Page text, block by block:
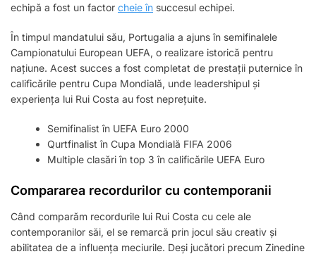
echipă a fost un factor cheie în succesul echipei.
În timpul mandatului său, Portugalia a ajuns în semifinalele
Campionatului European UEFA, o realizare istorică pentru
națiune. Acest succes a fost completat de prestații puternice în
calificările pentru Cupa Mondială, unde leadershipul și
experiența lui Rui Costa au fost neprețuite.
Semifinalist în UEFA Euro 2000
Qurtfinalist în Cupa Mondială FIFA 2006
Multiple clasări în top 3 în calificările UEFA Euro
Compararea recordurilor cu contemporanii
Când comparăm recordurile lui Rui Costa cu cele ale
contemporanilor săi, el se remarcă prin jocul său creativ și
abilitatea de a influența meciurile. Deși jucători precum Zinedine